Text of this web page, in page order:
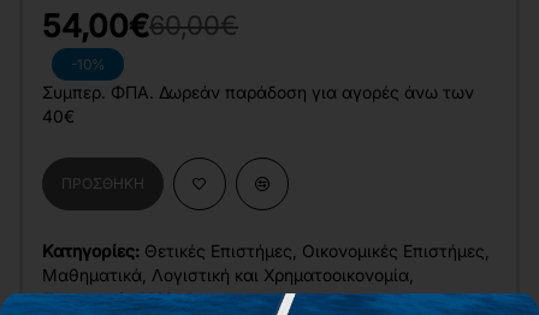
-10%
54,00€60,00€
Συμπερ. ΦΠΑ. Δωρεάν παράδοση για αγορές άνω των
40€
ΠΡΟΣΘΉΚΗ
Κατηγορίες: Θετικές Επιστήμες Οικονομικές Επιστήμες
Μαθηματικά Λογιστική και Χρηματοοικονομία
Ποσοστικές Μέθοδοι